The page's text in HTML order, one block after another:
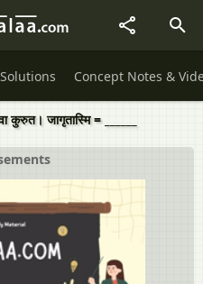
Concept Notes &
कुरुत। जागृतास्मि = ______